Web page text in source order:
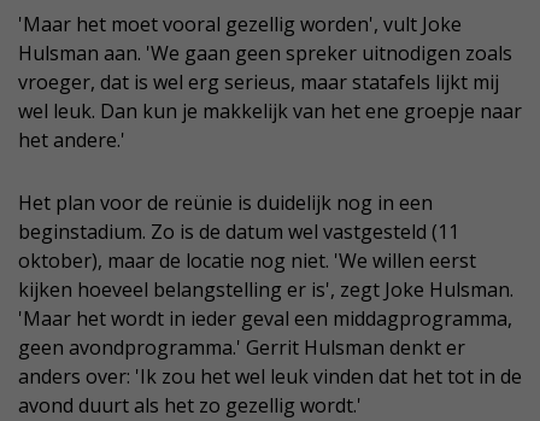
'Maar het moet vooral gezellig worden', vult Joke
Hulsman aan. 'We gaan geen spreker uitnodigen zoals
vroeger, dat is wel erg serieus, maar statafels lijkt mij
wel leuk. Dan kun je makkelijk van het ene groepje naar
het andere.'
Het plan voor de reünie is duidelijk nog in een
beginstadium. Zo is de datum wel vastgesteld (11
oktober), maar de locatie nog niet. 'We willen eerst
kijken hoeveel belangstelling er is', zegt Joke Hulsman.
'Maar het wordt in ieder geval een middagprogramma,
geen avondprogramma.' Gerrit Hulsman denkt er
anders over: 'Ik zou het wel leuk vinden dat het tot in de
avond duurt als het zo gezellig wordt.'